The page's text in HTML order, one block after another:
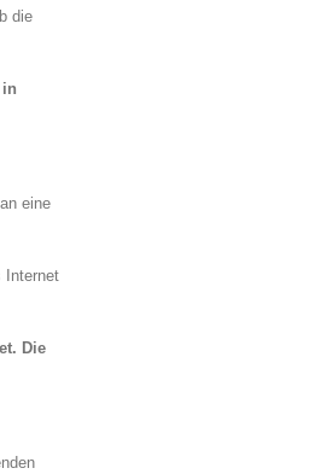
die
eine
Internet
Die